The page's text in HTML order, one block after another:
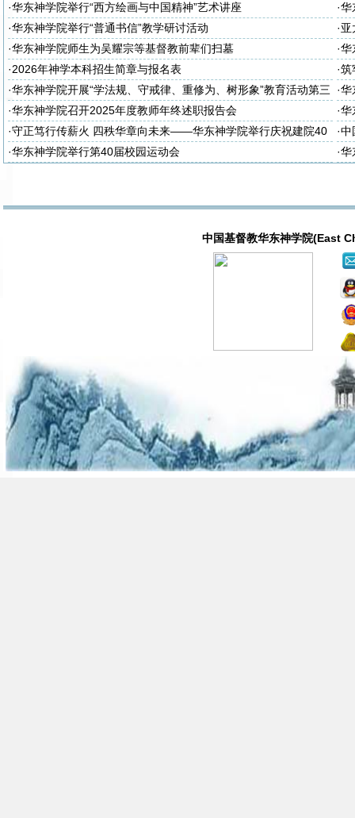
·华东神学院举行“西方绘画与中国精神”艺术讲座 ·华
·华东神学院举行“普通书信”教学研讨活动 ·亚
·华东神学院师生为吴耀宗等基督教前辈们扫墓 ·华
·2026年神学本科招生简章与报名表 ·筑
诈
·华东神学院开展“学法规、守戒律、重修为、树形象”教育活动第三
次集体学习
·华
次
·华东神学院召开2025年度教师年终述职报告会 ·华
大
·守正笃行传薪火 四秩华章向未来——华东神学院举行庆祝建院40
周年暨神学教育中国化研讨会
·中
·华东神学院举行第40届校园运动会 ·华
中国基督教华东神学院(East